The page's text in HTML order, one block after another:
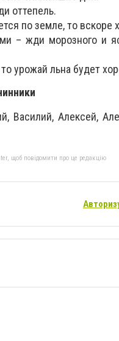
оттепель.
по земле, то вскоре
– жди морозного и
урожай льна будет
Василий, Алексей,
щоб повідомити про це редакцію